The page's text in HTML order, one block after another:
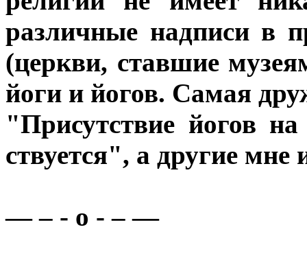
различные надписи в
(церкви, ставшие
йоги и йогов. Самая
"Присутствие йогов
ствуется", а другие
— – - o - – —